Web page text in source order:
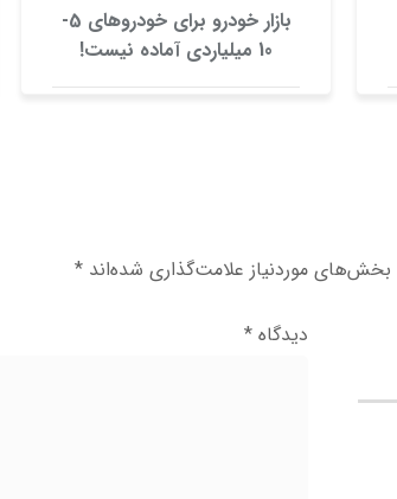
بازار خودرو برای خودروهای 5-
10 میلیاردی آماده نیست!
بخش‌های موردنیاز علامت‌گذاری شده‌اند *
دیدگاه*